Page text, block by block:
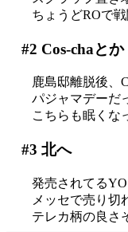
ちょうどROで
#2 Cos-chaとか
鹿島邸離脱後、
パジャマデーだ
こちらも眠くな
#3 北へ
発売されてる
メッセで売り切
テレカ柄の良さ